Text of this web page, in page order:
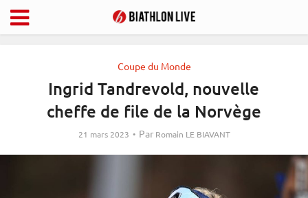
Coupe du Monde
Ingrid Tandrevold, nouvelle
cheffe de file de la Norvège
21 mars 2023 Par Romain LE BIAVANT